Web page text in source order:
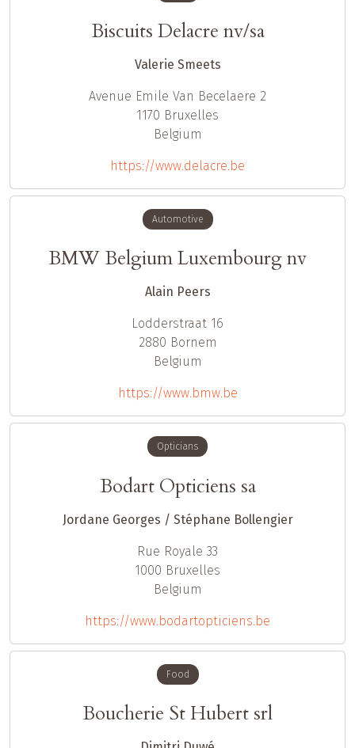
Biscuits Delacre nv/sa
Valerie Smeets
Avenue Emile Van Becelaere 2
1170 Bruxelles
Belgium
https://www.delacre.be
Automotive
BMW Belgium Luxembourg nv
Alain Peers
Lodderstraat 16
2880 Bornem
Belgium
https://www.bmw.be
Opticians
Bodart Opticiens sa
Jordane Georges / Stéphane Bollengier
Rue Royale 33
1000 Bruxelles
Belgium
https://www.bodartopticiens.be
Food
Boucherie St Hubert srl